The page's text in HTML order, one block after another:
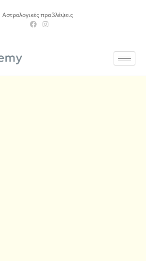
Αστρολογικές προβλέψεις